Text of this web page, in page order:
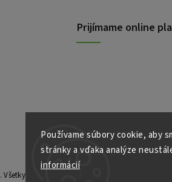
Používame súbory cookie, aby
stránky a vďaka analýze
informácií
Prijímame online
. Všetky práva vyhradené.